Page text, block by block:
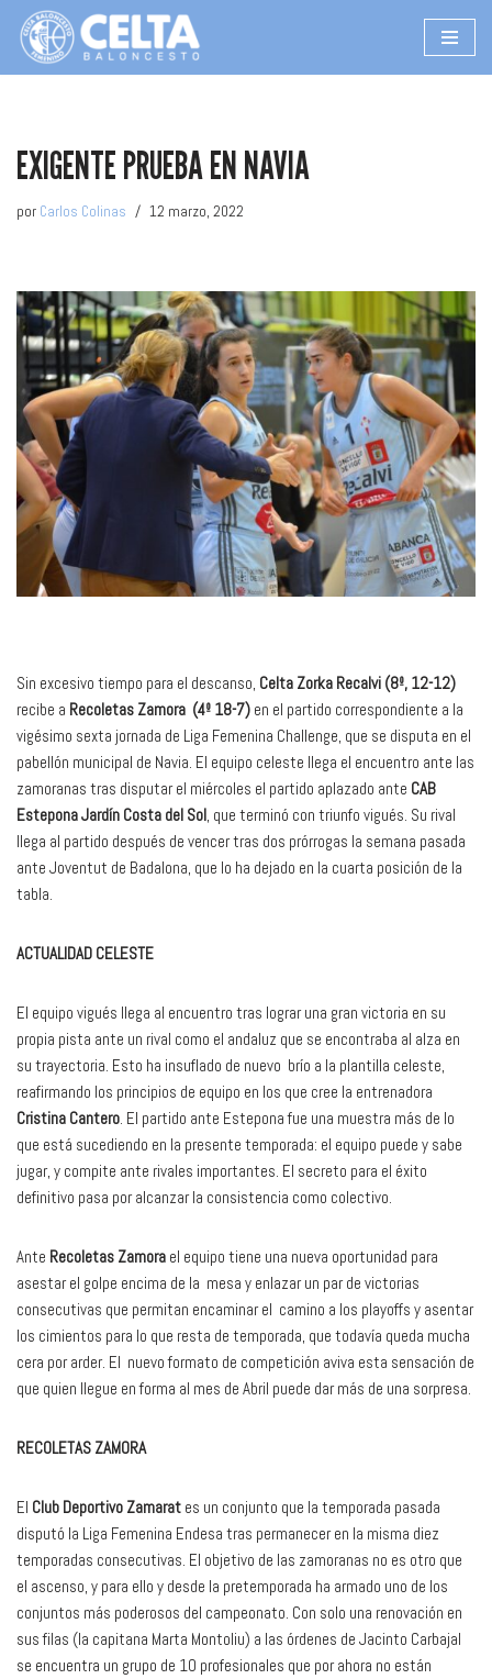
Saltar
EXIGENTE PRUEBA EN NAVIA
por Carlos Colinas 12 marzo, 2022
Sin excesivo tiempo para el descanso, Celta Zorka Recalvi (8º, 12-12)
recibe a Recoletas Zamora (4º 18-7) en el partido correspondiente a la
vigésimo sexta jornada de Liga Femenina Challenge, que se disputa en el
pabellón municipal de Navia. El equipo celeste llega el encuentro ante las
zamoranas tras disputar el miércoles el partido aplazado ante CAB
Estepona Jardín Costa del Sol , que terminó con triunfo vigués. Su rival
llega al partido después de vencer tras dos prórrogas la semana pasada
ante Joventut de Badalona, que lo ha dejado en la cuarta posición de la
tabla.
ACTUALIDAD CELESTE
El equipo vigués llega al encuentro tras lograr una gran victoria en su
propia pista ante un rival como el andaluz que se encontraba al alza en
su trayectoria. Esto ha insuflado de nuevo brío a la plantilla celeste,
reafirmando los principios de equipo en los que cree la entrenadora
Cristina Cantero . El partido ante Estepona fue una muestra más de lo
que está sucediendo en la presente temporada: el equipo puede y sabe
jugar, y compite ante rivales importantes. El secreto para el éxito
definitivo pasa por alcanzar la consistencia como colectivo.
Ante Recoletas Zamora el equipo tiene una nueva oportunidad para
asestar el golpe encima de la mesa y enlazar un par de victorias
consecutivas que permitan encaminar el camino a los playoffs y asentar
los cimientos para lo que resta de temporada, que todavía queda mucha
cera por arder. El nuevo formato de competición aviva esta sensación de
que quien llegue en forma al mes de Abril puede dar más de una sorpresa.
RECOLETAS ZAMORA
El Club Deportivo Zamarat es un conjunto que la temporada pasada
disputó la Liga Femenina Endesa tras permanecer en la misma diez
temporadas consecutivas. El objetivo de las zamoranas no es otro que
el ascenso, y para ello y desde la pretemporada ha armado uno de los
conjuntos más poderosos del campeonato. Con solo una renovación en
sus filas (la capitana Marta Montoliu) a las órdenes de Jacinto Carbajal
se encuentra un grupo de 10 profesionales que por ahora no están